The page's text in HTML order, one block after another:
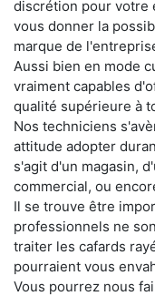
discrétion pour votre
vous donner la
marque de
Aussi bien en mode
vraiment capables
qualité supérieure à
Nos techniciens
attitude adopter
s'agit d'un magasin,
commercial, ou
Il se trouve être
professionnels ne
traiter les cafards
pourraient vous
Vous pourrez nous